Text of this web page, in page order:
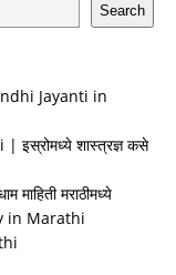
Search
Jayanti in
शास्त्रज्ञ कसे
मराठीमध्ये
in Marathi